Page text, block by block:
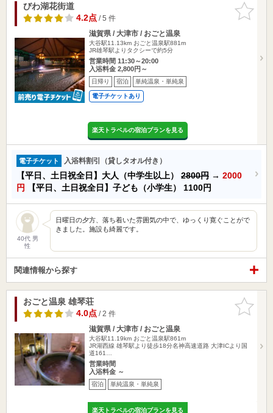
お気に入
りに追加
びわ湖花街道
4.2点/ 5 件
滋賀県 / 大津市 / おごと温泉
大谷駅11.13km おごと温泉駅881m
JR雄琴駅よりタクシーで約5分
営業時間 11:30～20:00
入浴料金 2,800円～
日帰り 宿泊 単純温泉・単純泉
電子チケットあり
楽天トラベルの宿泊プランを見る
電子チケット 入浴料割引（貸しタオル付き）
【平日、土日祝全日】大人（中学生以上） 2800円 → 2000
円
【平日、土日祝全日】子ども（小学生） 1100円
40代 男
性
日曜日の夕方、落ち着いた雰囲気の中で、ゆっくり寛ぐことがで
きました。施設も綺麗です。
関連情報から探す
お気に入
りに追加
おごと温泉 雄琴荘
4.0点/ 2 件
滋賀県 / 大津市 / おごと温泉
大谷駅11.19km おごと温泉駅861m
JR湖西線 雄琴駅より徒歩18分名神高速道路 大津ICより国
道161…
営業時間
入浴料金 ～
宿泊 単純温泉・単純泉
楽天トラベルの宿泊プランを見る